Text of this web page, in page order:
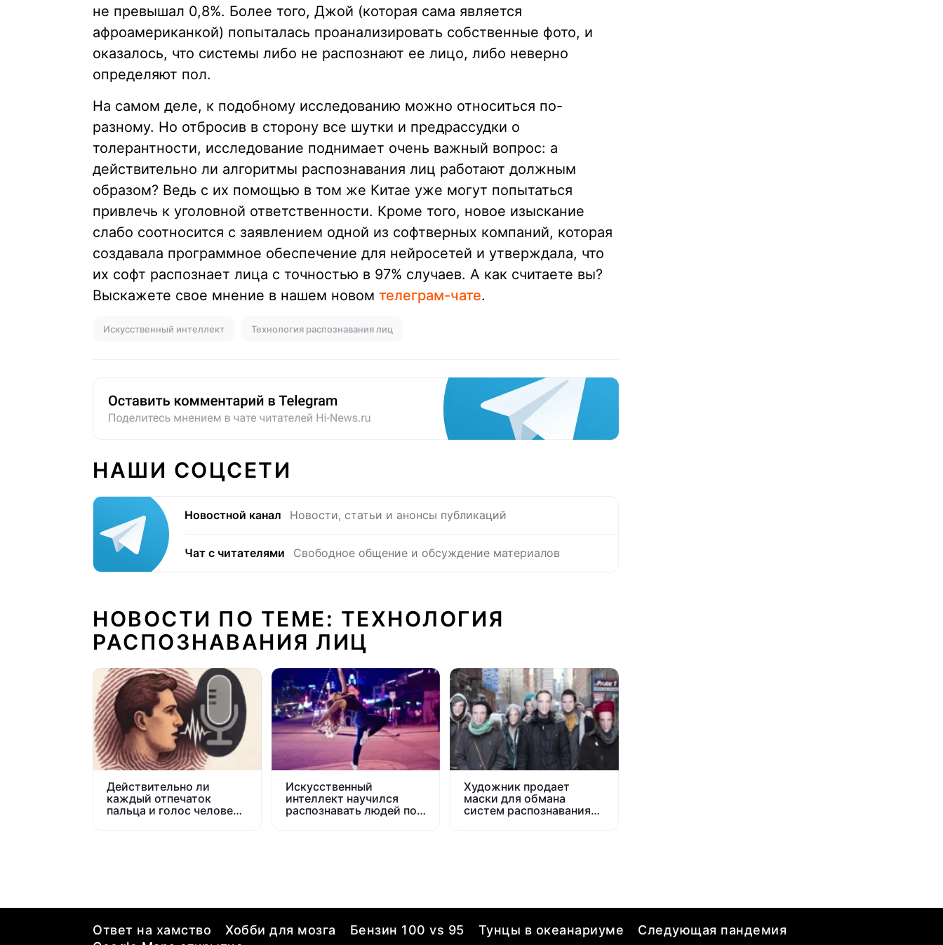
не превышал 0,8%. Более того, Джой (которая сама является
афроамериканкой) попыталась проанализировать собственные фото, и
оказалось, что системы либо не распознают ее лицо, либо неверно
определяют пол.
На самом деле, к подобному исследованию можно относиться по-
разному. Но отбросив в сторону все шутки и предрассудки о
толерантности, исследование поднимает очень важный вопрос: а
действительно ли алгоритмы распознавания лиц работают должным
образом? Ведь с их помощью в том же Китае уже могут попытаться
привлечь к уголовной ответственности. Кроме того, новое изыскание
слабо соотносится с заявлением одной из софтверных компаний, которая
создавала программное обеспечение для нейросетей и утверждала, что
их софт распознает лица с точностью в 97% случаев. А как считаете вы?
Выскажете свое мнение в нашем новом телеграм-чате.
Искусственный интеллект Технология распознавания лиц
НАШИ СОЦСЕТИ
Новостной канал Новости, статьи и анонсы публикаций
Чат с читателями Свободное общение и обсуждение материалов
НОВОСТИ ПО ТЕМЕ: ТЕХНОЛОГИЯ
РАСПОЗНАВАНИЯ ЛИЦ
Действительно ли
каждый отпечаток
пальца и голос человека
Искусственный
интеллект научился
распознавать людей по
Художник продает
маски для обмана
систем распознавания
Ответ на хамство Хобби для мозга Бензин 100 vs 95 Тунцы в океанариуме
Следующая пандемия